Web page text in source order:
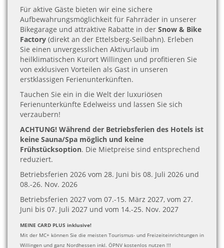
Für aktive Gäste bieten wir eine sichere
Aufbewahrungsmöglichkeit für Fahrräder in unserer
Bikegarage und attraktive Rabatte in der Snow & Bike
Factory (direkt an der Ettelsberg-Seilbahn). Erleben
Sie einen unvergesslichen Aktivurlaub im
heilklimatischen Kurort Willingen und profitieren Sie
von exklusiven Vorteilen als Gast in unseren
erstklassigen Ferienunterkünften.
Tauchen Sie ein in die Welt der luxuriösen
Ferienunterkünfte Edelweiss und lassen Sie sich
verzaubern!
ACHTUNG! Während der Betriebsferien des Hotels ist
keine Sauna/Spa möglich und keine
Frühstücksoption. Die Mietpreise sind entsprechend
reduziert.
Betriebsferien 2026 vom 28. Juni bis 08. Juli 2026 und
08.-26. Nov. 2026
Betriebsferien 2027 vom 07.-15. März 2027, vom 27.
Juni bis 07. Juli 2027 und vom 14.-25. Nov. 2027
MEINE CARD PLUS inklusive!
Mit der MC+ können Sie die meisten Tourismus- und Freizeiteinrichtungen in
Willingen und ganz Nordhessen inkl. ÖPNV kostenlos nutzen !!!